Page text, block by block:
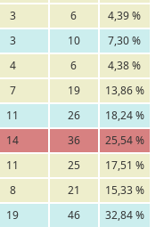
3 6
4,39 %
3 10
7,30 %
4 6
4,38 %
7 19
13,86 %
11 26
18,24 %
14 36
25,54 %
11 25
17,51 %
8 21
15,33 %
19 46
32,84 %